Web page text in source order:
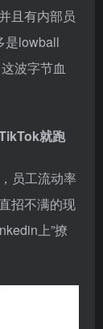
且有内部员
是lowball
波字节血
就跑
员工流动率
招不满的现
上”撩